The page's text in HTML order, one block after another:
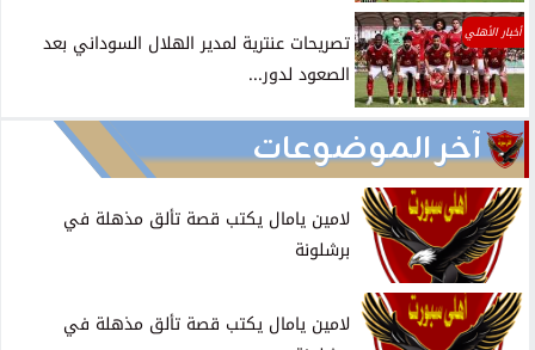
أخبار الأهلي
تصريحات عنترية لمدير الهلال السوداني بعد
الصعود لدور...
آخر الموضوعات
لامين يامال يكتب قصة تألق مذهلة في
برشلونة
لامين يامال يكتب قصة تألق مذهلة في